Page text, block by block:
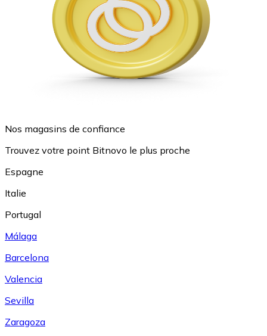
Nos magasins de confiance
Trouvez votre point Bitnovo le plus proche
Espagne
Italie
Portugal
Málaga
Barcelona
Valencia
Sevilla
Zaragoza